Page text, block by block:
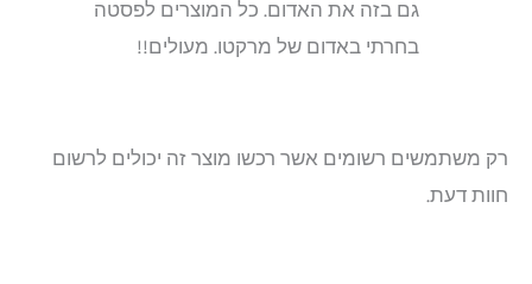
גם בזה את האדום. כל המוצרים לפסטה
בחרתי באדום של מרקטו. מעולים!!
רק משתמשים רשומים אשר רכשו מוצר זה יכולים לרשום
חוות דעת.